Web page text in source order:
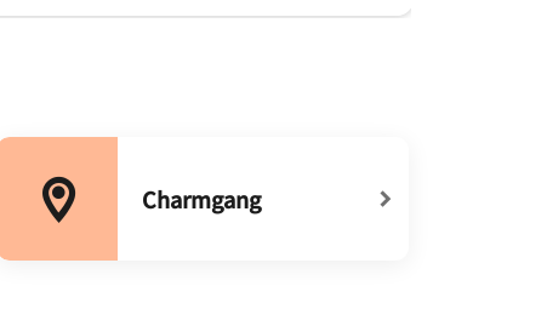
Charmgang
打开新窗口